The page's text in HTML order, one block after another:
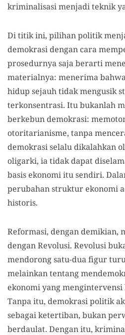
kriminalisasi menjadi teknik
Di titik ini, pilihan politik
demokrasi dengan cara
prosedurnya saja berarti
materialnya: menerima
hidup sejauh tidak mengusik
terkonsentrasi. Itu bukanlah
berkebun demokrasi:
otoritarianisme, tanpa
demokrasi selalu dikalahkan
oligarki, ia tidak dapat
basis ekonomi itu sendiri.
perubahan struktur ekonomi
historis.
Reformasi, dengan demikian,
dengan Revolusi. Revolusi
mendorong satu-dua figur
melainkan tentang
ekonomi yang
Tanpa itu, demokrasi politik
sebagai ketertiban, bukan
berdaulat. Dengan itu,